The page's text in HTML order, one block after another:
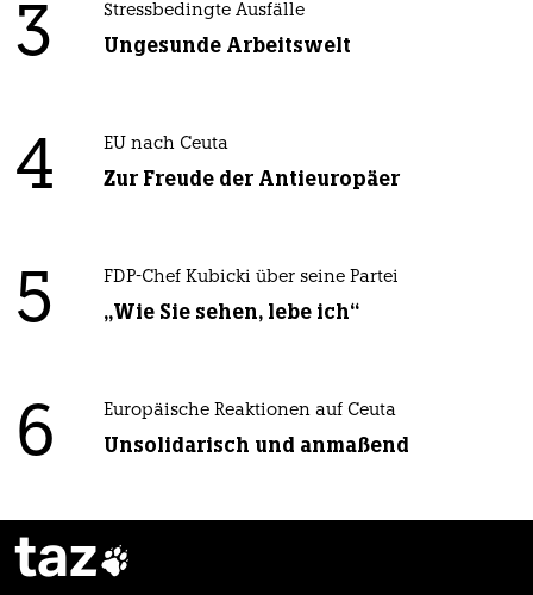
3 Stressbedingte Ausfälle
Ungesunde Arbeitswelt
4 EU nach Ceuta
Zur Freude der Antieuropäer
5 FDP-Chef Kubicki über seine Partei
„Wie Sie sehen, lebe ich“
6 Europäische Reaktionen auf Ceuta
Unsolidarisch und anmaßend
taz